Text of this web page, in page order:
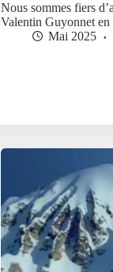
Nous sommes fiers
Valentin Guyonnet
Mai 2025